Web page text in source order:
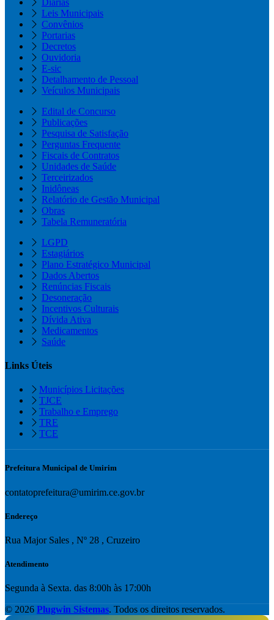
Leis Municipais
Convênios
Portarias
Decretos
Ouvidoria
E-sic
Detalhamento de Pessoal
Veículos Municipais
Edital de Concurso
Publicações
Pesquisa de Satisfação
Perguntas Frequente
Fiscais de Contratos
Unidades de Saúde
Terceirizados
Inidôneas
Relatório de Gestão Municipal
Obras
Tabela Remuneratória
LGPD
Estagiários
Plano Estratégico Municipal
Dados Abertos
Renúncias Fiscais
Desoneração
Incentivos Culturais
Dívida Ativa
Medicamentos
Saúde
Links Úteis
Municípios Licitações
TJCE
Trabalho e Emprego
TRE
TCE
Prefeitura Municipal de Umirim
contatoprefeitura@umirim.ce.gov.br
Endereço
Rua Major Sales , Nº 28 , Cruzeiro
Atendimento
Segunda à Sexta. das 8:00h às 17:00h
© 2026 Plugwin Sistemas. Todos os direitos reservados.